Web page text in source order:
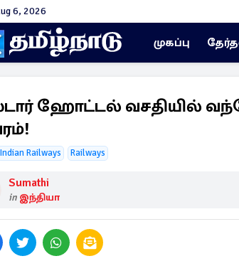
6, 2026
முகப்பு
ஹோட்டல் வசதியில்
Indian Railways Railways
Sumathi
in இந்தியா